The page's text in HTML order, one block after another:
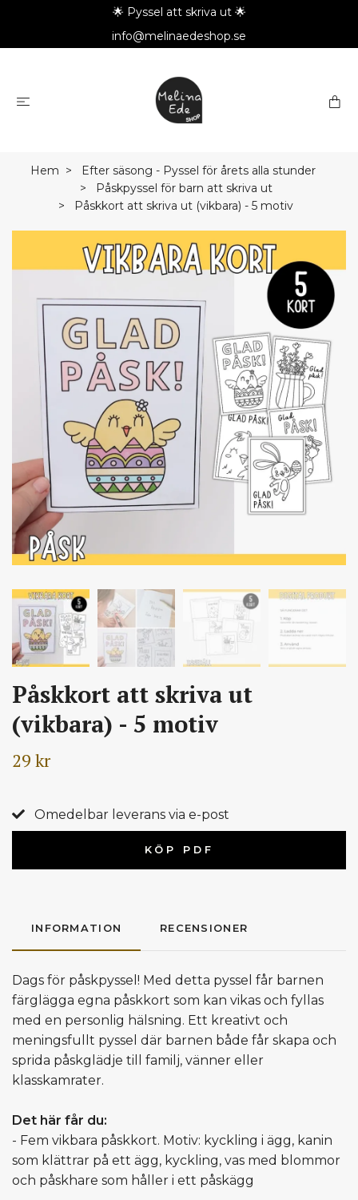
🌟 Pyssel att skriva ut 🌟
info@melinaedeshop.se
Hem
Efter säsong - Pyssel för årets alla stunder
Påskpyssel för barn att skriva ut
Påskkort att skriva ut (vikbara) - 5 motiv
Påskkort att skriva ut
(vikbara) - 5 motiv
29 kr
Omedelbar leverans via e-post
KÖP PDF
INFORMATION RECENSIONER
Dags för påskpyssel! Med detta pyssel får barnen
färglägga egna påskkort som kan vikas och fyllas
med en personlig hälsning. Ett kreativt och
meningsfullt pyssel där barnen både får skapa och
sprida påskglädje till familj, vänner eller
klasskamrater.
Det här får du:
- Fem vikbara påskkort. Motiv: kyckling i ägg, kanin
som klättrar på ett ägg, kyckling, vas med blommor
och påskhare som håller i ett påskägg